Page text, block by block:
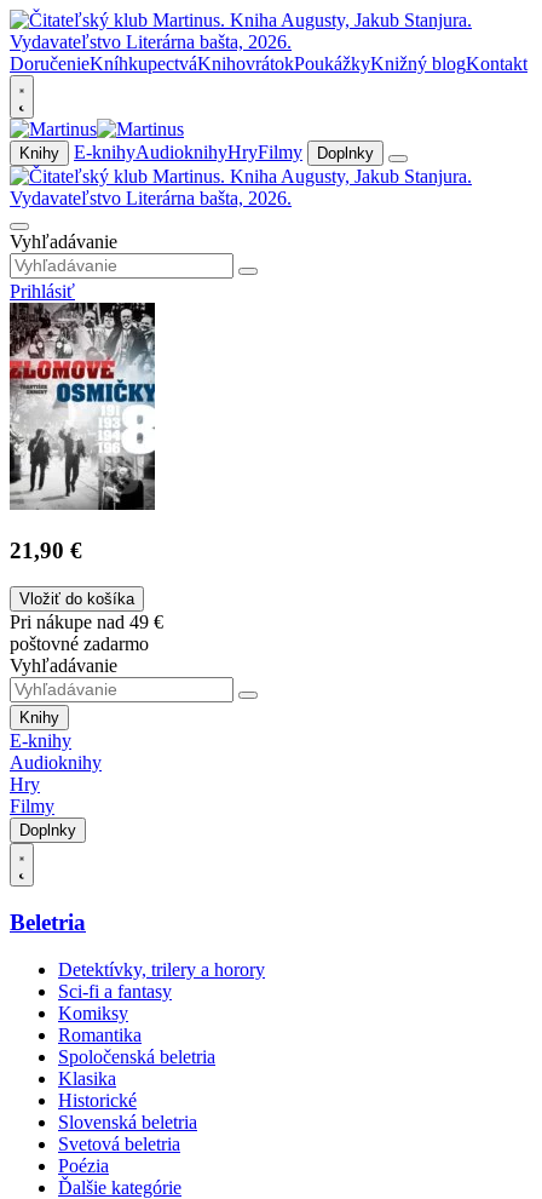
DoručenieKníhkupectváKnihovrátokPoukážkyKnižný blogKontakt
Knihy E-knihyAudioknihyHryFilmy Doplnky
Vyhľadávanie
Prihlásiť
21,90 €
Vložiť do košíka
Pri nákupe nad 49 €
poštovné zadarmo
Vyhľadávanie
Knihy
E-knihy
Audioknihy
Hry
Filmy
Doplnky
Beletria
Detektívky, trilery a horory
Sci-fi a fantasy
Komiksy
Romantika
Spoločenská beletria
Klasika
Historické
Slovenská beletria
Svetová beletria
Poézia
Ďalšie kategórie